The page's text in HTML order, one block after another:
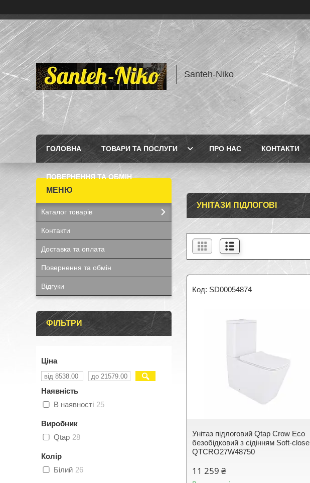
Santeh-Niko
ГОЛОВНА ТОВАРИ ТА ПОСЛУГИ ПРО НАС КОНТАКТИ
ПОВЕРНЕННЯ ТА ОБМІН
УНІТАЗИ ПІДЛОГОВІ
SD00054874
Унітаз підлоговий Qtap Crow Eco
безобідковий з сідінням Soft-close
QTCRO27W48750
11 259 ₴
Каталог товарів
Контакти
Доставка та оплата
Повернення та обмін
Відгуки
ФІЛЬТРИ
Ціна
Наявність
В наявності 25
Виробник
Qtap 28
Колір
Білий 26